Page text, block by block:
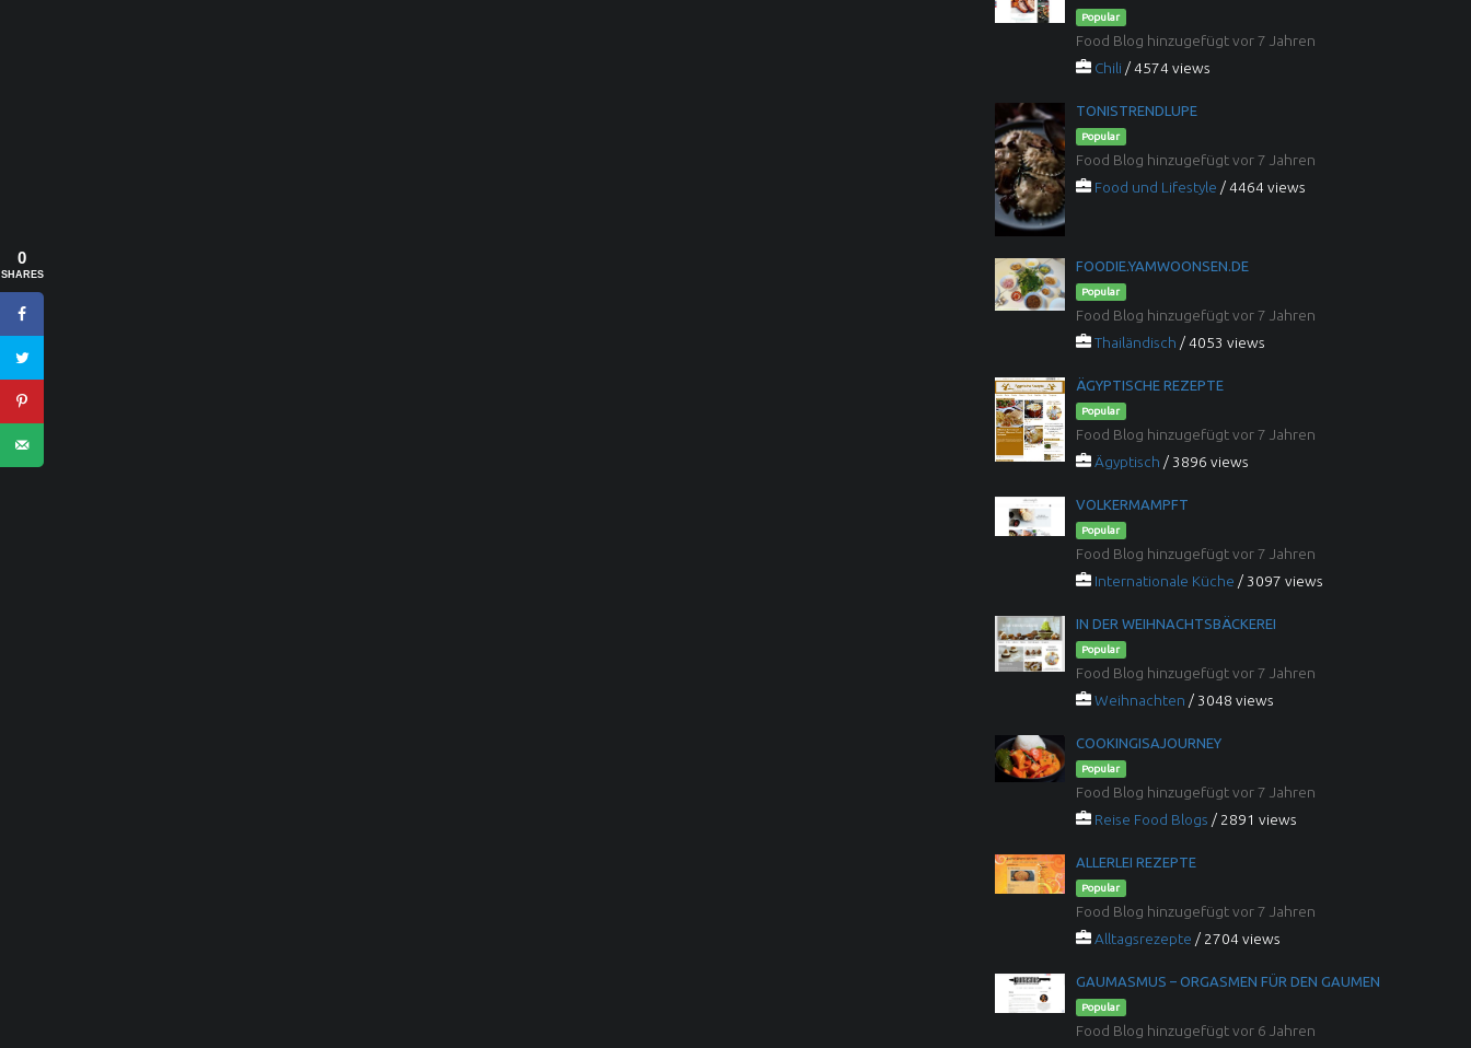
Popular
Food Blog hinzugefügt vor 7 Jahren
Chili / 4574 views
TONISTRENDLUPE
Popular
Food Blog hinzugefügt vor 7 Jahren
Food und Lifestyle / 4464 views
FOODIE.YAMWOONSEN.DE
Popular
Food Blog hinzugefügt vor 7 Jahren
Thailändisch / 4053 views
ÄGYPTISCHE REZEPTE
Popular
Food Blog hinzugefügt vor 7 Jahren
Ägyptisch / 3896 views
VOLKERMAMPFT
Popular
Food Blog hinzugefügt vor 7 Jahren
Internationale Küche / 3097 views
IN DER WEIHNACHTSBÄCKEREI
Popular
Food Blog hinzugefügt vor 7 Jahren
Weihnachten / 3048 views
COOKINGISAJOURNEY
Popular
Food Blog hinzugefügt vor 7 Jahren
Reise Food Blogs / 2891 views
ALLERLEI REZEPTE
Popular
Food Blog hinzugefügt vor 7 Jahren
Alltagsrezepte / 2704 views
GAUMASMUS – ORGASMEN FÜR DEN GAUMEN
Popular
Food Blog hinzugefügt vor 6 Jahren
0
SHARES